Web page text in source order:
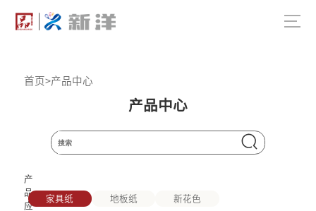
首页>产品中心
产品中心
产
品
应
家具纸 地板纸 新花色